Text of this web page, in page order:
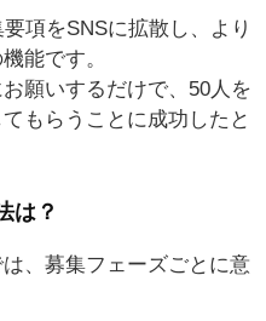
項をSNSに拡散し、より
能です。
願いするだけで、50人を
もらうことに成功したと
は？
、募集フェーズごとに意